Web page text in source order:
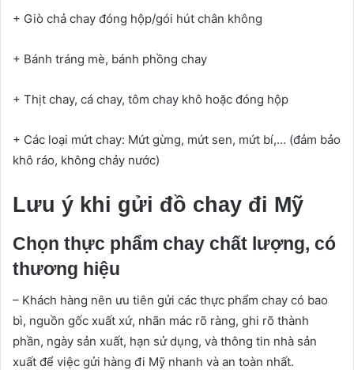
+ Giò chả chay đóng hộp/gói hút chân không
+ Bánh tráng mè, bánh phồng chay
+ Thịt chay, cá chay, tôm chay khô hoặc đóng hộp
+ Các loại mứt chay: Mứt gừng, mứt sen, mứt bí,… (đảm bảo
khô ráo, không chảy nước)
Lưu ý khi gửi đồ chay đi Mỹ
Chọn thực phẩm chay chất lượng, có
thương hiệu
– Khách hàng nên ưu tiên gửi các thực phẩm chay có bao
bì, nguồn gốc xuất xứ, nhãn mác rõ ràng, ghi rõ thành
phần, ngày sản xuất, hạn sử dụng, và thông tin nhà sản
xuất để việc gửi hàng đi Mỹ nhanh và an toàn nhất.